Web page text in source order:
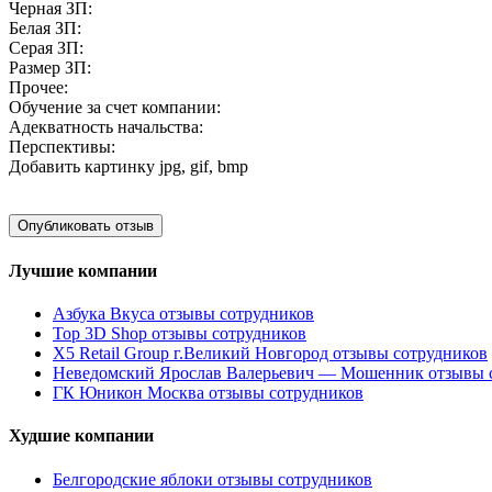
Черная ЗП:
Белая ЗП:
Серая ЗП:
Размер ЗП:
Прочее:
Обучение за счет компании:
Адекватность начальства:
Перспективы:
Добавить картинку jpg, gif, bmp
Лучшие компании
Азбука Вкуса отзывы сотрудников
Top 3D Shop отзывы сотрудников
X5 Retail Group г.Великий Новгород отзывы сотрудников
Неведомский Ярослав Валерьевич — Мошенник отзывы
ГК Юникон Москва отзывы сотрудников
Худшие компании
Белгородские яблоки отзывы сотрудников